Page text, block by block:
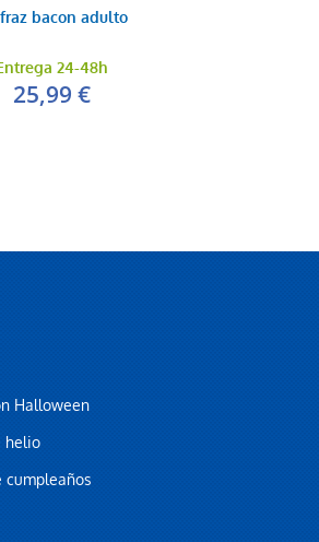
bacon adulto
24-48h
25,99 €
Halloween
helio
cumpleaños